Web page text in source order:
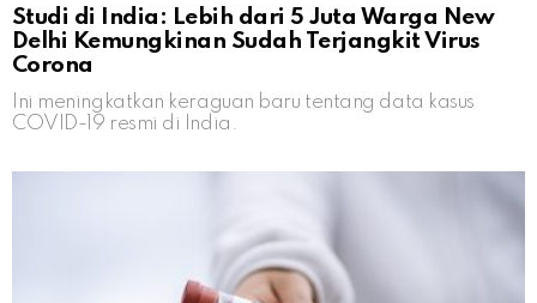
Studi di India: Lebih dari 5 Juta Warga New
Delhi Kemungkinan Sudah Terjangkit Virus
Corona
Ini meningkatkan keraguan baru tentang data kasus
COVID-19 resmi di India.